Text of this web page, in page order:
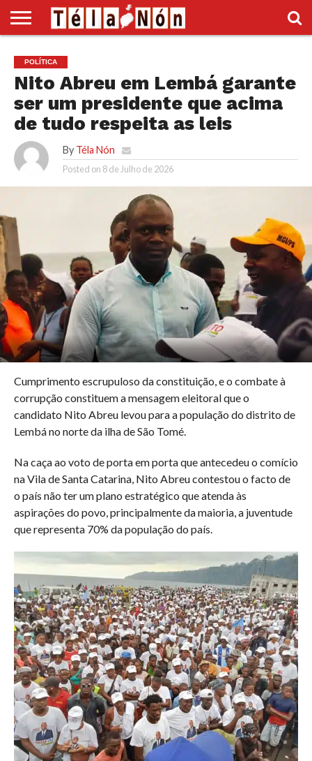
POLÍTICA
ECONOMIA
SOCIEDADE
CULTURA
DESPORTO
SUPLEMENTO
VÍDEOS
ANÚNCIOS
DIVERSOS
POLÍTICA
Nito Abreu em Lembá garante
ser um presidente que acima
de tudo respeita as leis
By Téla Nón
Posted on 8 de Julho de 2026
Cumprimento escrupuloso da constituição, e o combate à
corrupção constituem a mensagem eleitoral que o
candidato Nito Abreu levou para a população do distrito de
Lembá no norte da ilha de São Tomé.
Na caça ao voto de porta em porta que antecedeu o comício
na Vila de Santa Catarina, Nito Abreu contestou o facto de
o país não ter um plano estratégico que atenda às
aspirações do povo, principalmente da maioria, a juventude
que representa 70% da população do país.